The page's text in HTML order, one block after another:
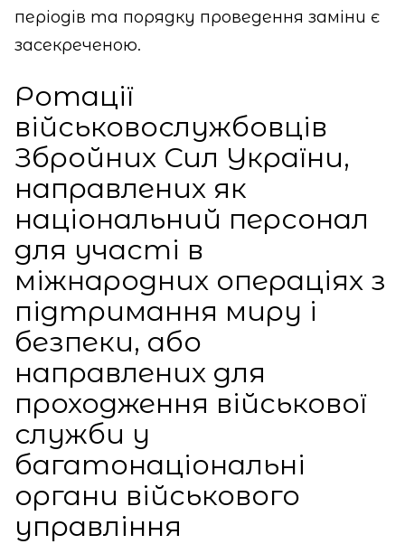
періодів та порядку проведення заміни є
засекреченою.
Ротації
військовослужбовців
Збройних Сил України,
направлених як
національний персонал
для участі в
міжнародних операціях з
підтримання миру і
безпеки, або
направлених для
проходження військової
служби у
багатонаціональні
органи військового
управління